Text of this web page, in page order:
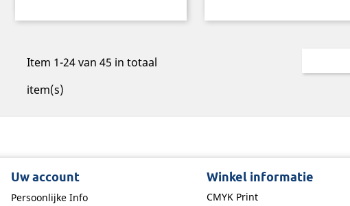
Item 1-24 van 45 in totaal
item(s)
Uw account
Persoonlijke Info
Winkel informatie
CMYK Print